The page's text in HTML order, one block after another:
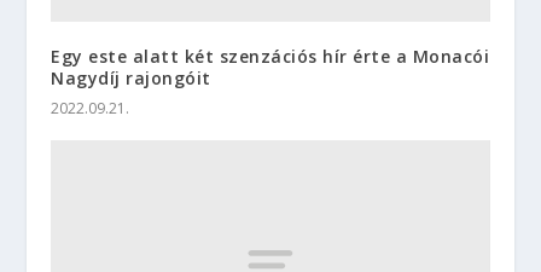
Egy este alatt két szenzációs hír érte a Monacói
Nagydíj rajongóit
2022.09.21.